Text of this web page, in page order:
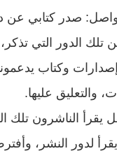
صدر كتابي عن
تلك الدور التي
وكتاب
والتعليق عليها.
يقرأ الناشرون تلك
يقرأ لدور النشر،